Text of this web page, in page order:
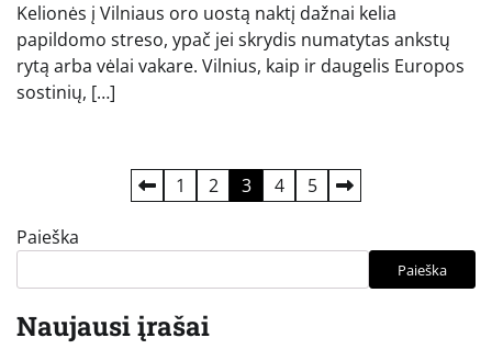
Kelionės į Vilniaus oro uostą naktį dažnai kelia
papildomo streso, ypač jei skrydis numatytas ankstų
rytą arba vėlai vakare. Vilnius, kaip ir daugelis Europos
sostinių, […]
puslapiavimas
1 2 3 4 5
Paieška
Paieška
Naujausi įrašai